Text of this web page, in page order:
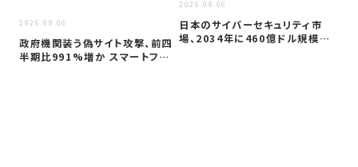
2026.08.06
政府機関装う偽サイト攻撃、前四
半期比991%増か スマートフォン
2026.08.06
日本のサイバーセキュリティ市
場、2034年に460億ドル規模へ